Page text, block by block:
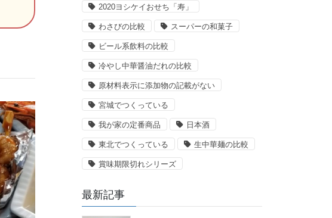
2020ヨシケイおせち「寿」
わさびの比較 スーパーの和菓子
ビール系飲料の比較
冷やし中華醤油だれの比較
原材料表示に添加物の記載がない
宮城でつくっている
我が家の定番商品 日本酒
東北でつくっている 生中華麺の比較
賞味期限切れシリーズ
最新記事